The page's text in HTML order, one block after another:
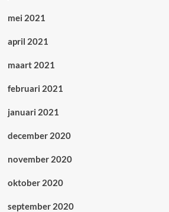
mei 2021
april 2021
maart 2021
februari 2021
januari 2021
december 2020
november 2020
oktober 2020
september 2020